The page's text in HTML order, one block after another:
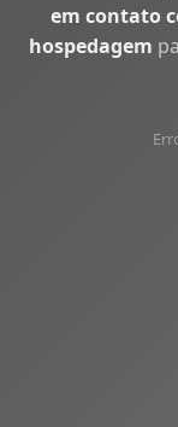
em contato
hospedagem